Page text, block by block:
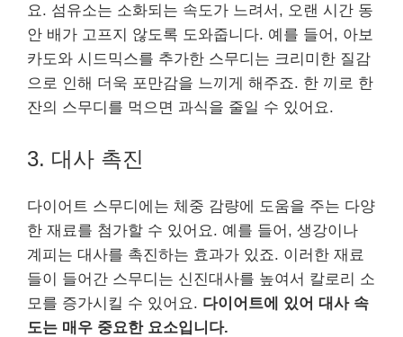
요. 섬유소는 소화되는 속도가 느려서, 오랜 시간 동
안 배가 고프지 않도록 도와줍니다. 예를 들어, 아보
카도와 시드믹스를 추가한 스무디는 크리미한 질감
으로 인해 더욱 포만감을 느끼게 해주죠. 한 끼로 한
잔의 스무디를 먹으면 과식을 줄일 수 있어요.
3. 대사 촉진
다이어트 스무디에는 체중 감량에 도움을 주는 다양
한 재료를 첨가할 수 있어요. 예를 들어, 생강이나
계피는 대사를 촉진하는 효과가 있죠. 이러한 재료
들이 들어간 스무디는 신진대사를 높여서 칼로리 소
모를 증가시킬 수 있어요. 다이어트에 있어 대사 속
도는 매우 중요한 요소입니다.